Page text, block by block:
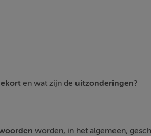
en wat zijn de uitzonderingen?
worden, in het algemeen,